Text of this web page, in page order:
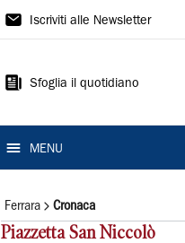
La
Ferrara
Iscriviti alle Newsletter
Sfoglia il quotidiano
MENU
Ferrara Cronaca
Piazzetta San Niccolò